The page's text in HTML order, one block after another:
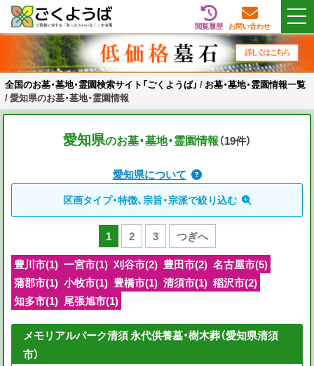
Skip
content
全国のお墓・墓地・霊園検索サイト「ごくようば」
ご供養をもっと身近に
閲覧履歴 お問い合わせ
全国のお墓・墓地・霊園検索サイト「ごくようば」 / お墓・墓地・霊園情報一覧
/愛知県のお墓・墓地・霊園情報
愛知県のお墓・墓地・霊園情報（19件）
愛知県について
区画タイプ・特徴、宗旨・宗派で絞り込む
1 2 3
つぎへ
豊川市(1) 一宮市(1) 刈谷市(2) 豊田市(2) 名古屋市(5)
蒲郡市(1) 小牧市(1) 豊橋市(1) 清須市(1) 稲沢市(2)
知多市(1) 尾張旭市(1)
メモリアルパーク清須 永代供養墓・樹木葬（愛知県清須
市）